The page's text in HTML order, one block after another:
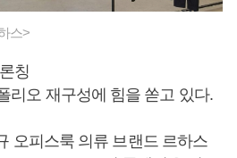
스>
칭
리오 재구성에 힘을 쏟고 있다.
오피스룩 의류 브랜드 르하스